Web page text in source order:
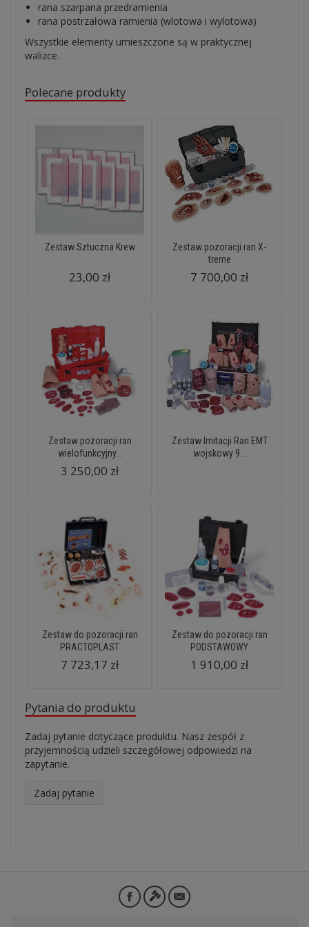
rana szarpana przedramienia
rana postrzałowa ramienia (wlotowa i wylotowa)
Wszystkie elementy umieszczone są w praktycznej
walizce.
Polecane produkty
Zestaw Sztuczna Krew
23,00 zł
Zestaw pozoracji ran X-
treme
7 700,00 zł
Zestaw pozoracji ran
wielofunkcyjny...
3 250,00 zł
Zestaw Imitacji Ran EMT
wojskowy 9...
Zestaw do pozoracji ran
PRACTOPLAST
7 723,17 zł
Zestaw do pozoracji ran
PODSTAWOWY
1 910,00 zł
Pytania do produktu
Zadaj pytanie dotyczące produktu. Nasz zespół z
przyjemnością udzieli szczegółowej odpowiedzi na
zapytanie.
Zadaj pytanie